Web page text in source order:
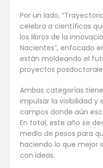
Por un lado,
celebra a científicas
los libros de la
Nacientes”, enfocado
están moldeando el
proyectos
Ambas categorías
impulsar la visibilidad y
campos donde aún
En total, este año se
medio de pesos para
haciendo lo que mejor
con ideas.